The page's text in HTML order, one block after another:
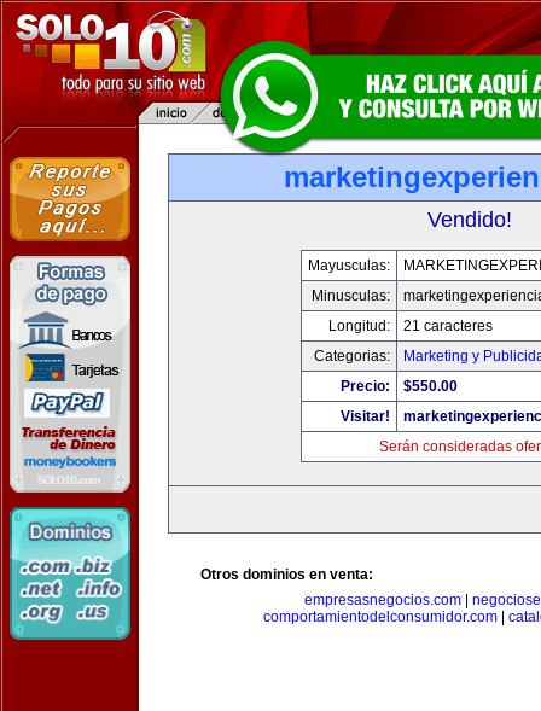
Vendido!
Mayusculas:
Minusculas:
Longitud:
21 caracteres
Categorias:
Marketing y
Precio:
$550.00
Visitar!
Serán consideradas
Otros dominios en venta:
empresasnegocios.com|
comportamientodelconsumidor.com|